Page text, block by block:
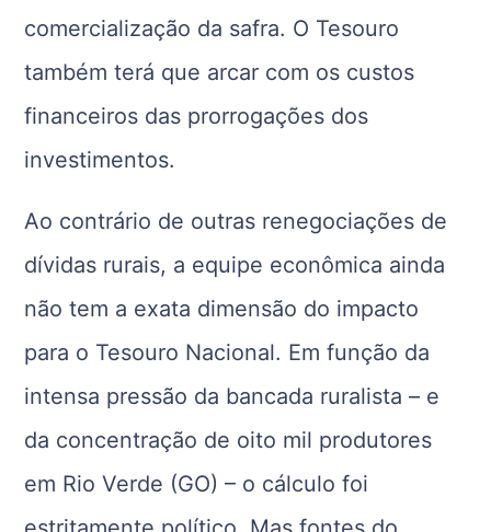
comercialização da safra. O Tesouro
também terá que arcar com os custos
financeiros das prorrogações dos
investimentos.
Ao contrário de outras renegociações de
dívidas rurais, a equipe econômica ainda
não tem a exata dimensão do impacto
para o Tesouro Nacional. Em função da
intensa pressão da bancada ruralista – e
da concentração de oito mil produtores
em Rio Verde (GO) – o cálculo foi